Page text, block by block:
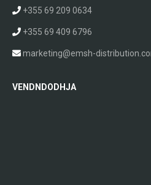
+355 69 209 0634
+355 69 409 6796
marketing@emsh-
VENDNDODHJA